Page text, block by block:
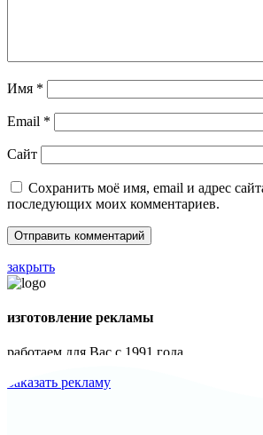
Имя *
Email *
Сайт
Сохранить моё имя, email и адрес
последующих моих комментариев.
закрыть
изготовление рекламы
работаем для Вас с 1991 года
Заказать рекламу